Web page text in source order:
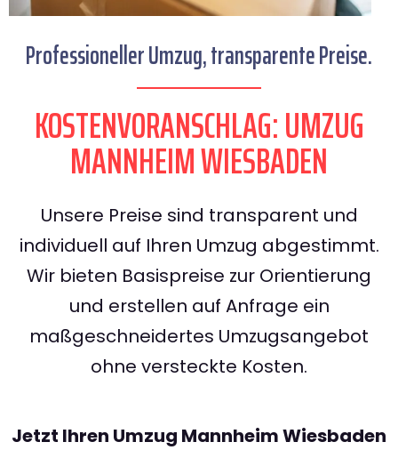
Professioneller Umzug, transparente Preise.
KOSTENVORANSCHLAG: UMZUG
MANNHEIM WIESBADEN
Unsere Preise sind transparent und
individuell auf Ihren Umzug abgestimmt.
Wir bieten Basispreise zur Orientierung
und erstellen auf Anfrage ein
maßgeschneidertes Umzugsangebot
ohne versteckte Kosten.
Jetzt Ihren Umzug Mannheim Wiesbaden